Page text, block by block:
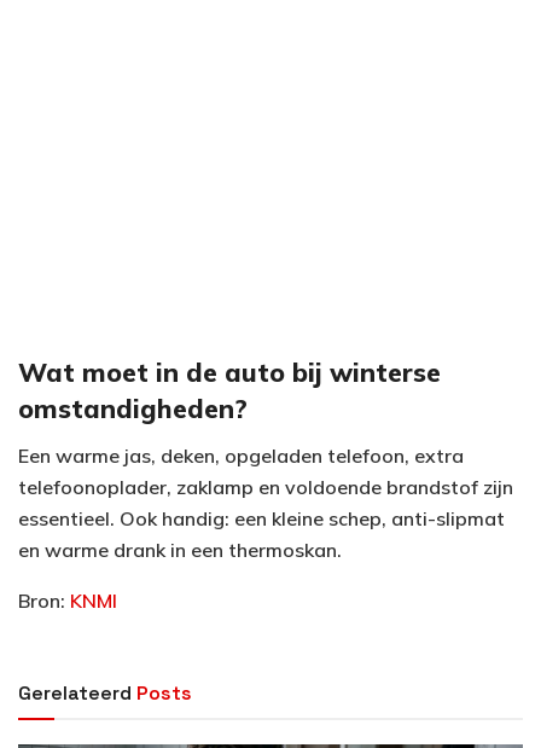
Wat moet in de auto bij winterse
omstandigheden?
Een warme jas, deken, opgeladen telefoon, extra
telefoonoplader, zaklamp en voldoende brandstof zijn
essentieel. Ook handig: een kleine schep, anti-slipmat
en warme drank in een thermoskan.
Bron: KNMI
Gerelateerd Posts